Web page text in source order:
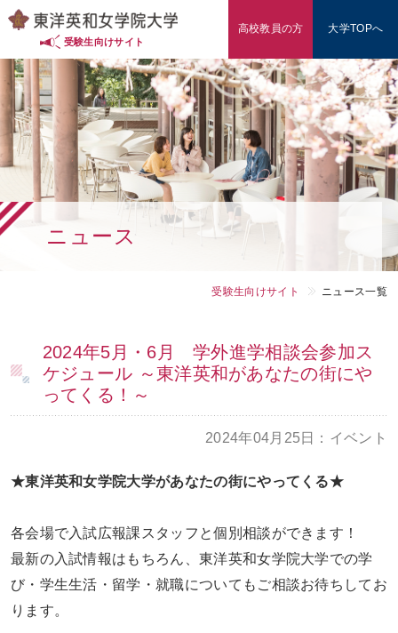
入試情報（東洋英和の多様な入試）
入試対策・データ
学費・奨学金
学部・学科
東洋英和を知る
お問い合わせ
受験生向けサイト
高校教員の方 大学TOPへ
ニュース
受験生向けサイト ニュース一覧
2024年5月・6月 学外進学相談会参加ス
ケジュール ～東洋英和があなたの街にや
ってくる！～
2024年04月25日：イベント
★東洋英和女学院大学があなたの街にやってくる★
各会場で入試広報課スタッフと個別相談ができます！
最新の入試情報はもちろん、東洋英和女学院大学での学
び・学生生活・留学・就職についてもご相談お待ちしてお
ります。